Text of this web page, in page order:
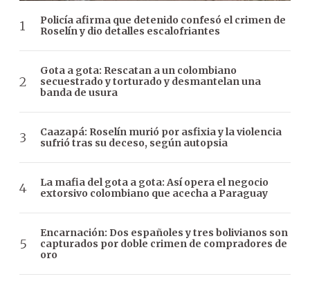
Policía afirma que detenido confesó el crimen de
Roselín y dio detalles escalofriantes
Gota a gota: Rescatan a un colombiano
secuestrado y torturado y desmantelan una
banda de usura
Caazapá: Roselín murió por asfixia y la violencia
sufrió tras su deceso, según autopsia
La mafia del gota a gota: Así opera el negocio
extorsivo colombiano que acecha a Paraguay
Encarnación: Dos españoles y tres bolivianos son
capturados por doble crimen de compradores de
oro